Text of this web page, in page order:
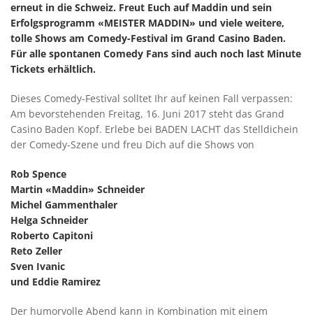
erneut in die Schweiz. Freut Euch auf Maddin und sein
Erfolgsprogramm «MEISTER MADDIN» und viele weitere,
tolle Shows am Comedy-Festival im Grand Casino Baden.
Für alle spontanen Comedy Fans sind auch noch last Minute
Tickets erhältlich.
Dieses Comedy-Festival solltet Ihr auf keinen Fall verpassen:
Am bevorstehenden Freitag, 16. Juni 2017 steht das Grand
Casino Baden Kopf. Erlebe bei BADEN LACHT das Stelldichein
der Comedy-Szene und freu Dich auf die Shows von
Rob Spence
Martin «Maddin» Schneider
Michel Gammenthaler
Helga Schneider
Roberto Capitoni
Reto Zeller
Sven Ivanic
und Eddie Ramirez
Der humorvolle Abend kann in Kombination mit einem